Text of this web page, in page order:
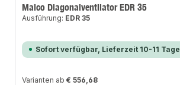
Maico Diagonalventilator EDR 35
Ausführung: EDR 35
Sofort verfügbar, Lieferzeit 10-11 Tage
Varianten ab € 556,68